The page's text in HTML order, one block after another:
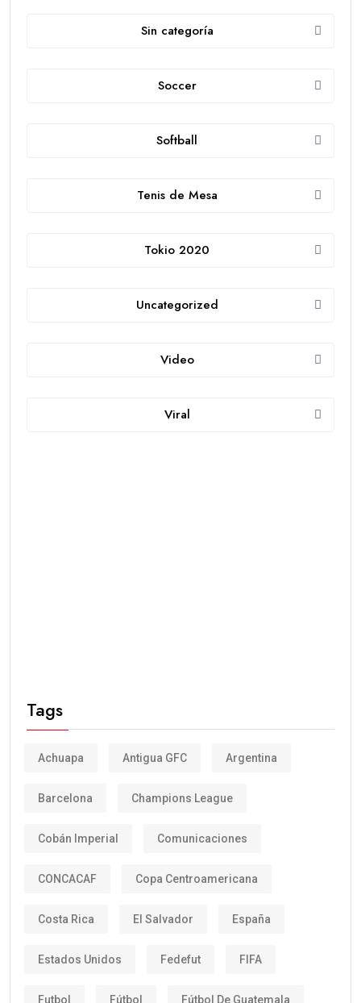
Sin categoría
Soccer
Softball
Tenis de Mesa
Tokio 2020
Uncategorized
Video
Viral
Tags
Achuapa Antigua GFC Argentina
Barcelona Champions League
Cobán Imperial Comunicaciones
CONCACAF Copa Centroamericana
Costa Rica El Salvador España
Estados Unidos Fedefut FIFA
Futbol Fútbol Fútbol De Guatemala